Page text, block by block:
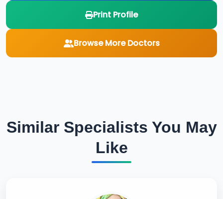
Print Profile
Browse More Doctors
Similar Specialists You May
Like